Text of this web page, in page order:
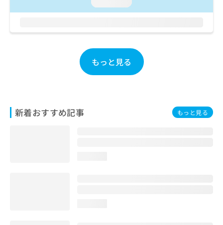
もっと見る
新着おすすめ記事 もっと見る
合